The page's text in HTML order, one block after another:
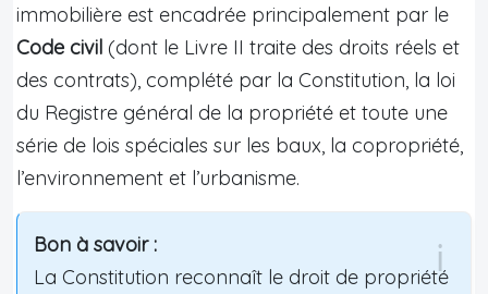
immobilière est encadrée principalement par le
Code civil (dont le Livre II traite des droits réels et
des contrats), complété par la Constitution, la loi
du Registre général de la propriété et toute une
série de lois spéciales sur les baux, la copropriété,
l’environnement et l’urbanisme.
Bon à savoir :
La Constitution reconnaît le droit de propriété